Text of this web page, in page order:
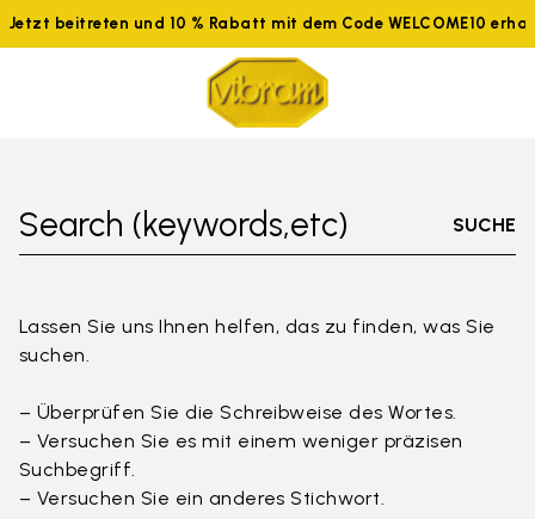
Jetzt beitreten und 10 % Rabatt mit dem Code WELCOME10
Search (keywords,etc) SUCHE
Lassen Sie uns Ihnen helfen, das zu finden, was Sie
suchen.
– Überprüfen Sie die Schreibweise des Wortes.
– Versuchen Sie es mit einem weniger präzisen
Suchbegriff.
– Versuchen Sie ein anderes Stichwort.